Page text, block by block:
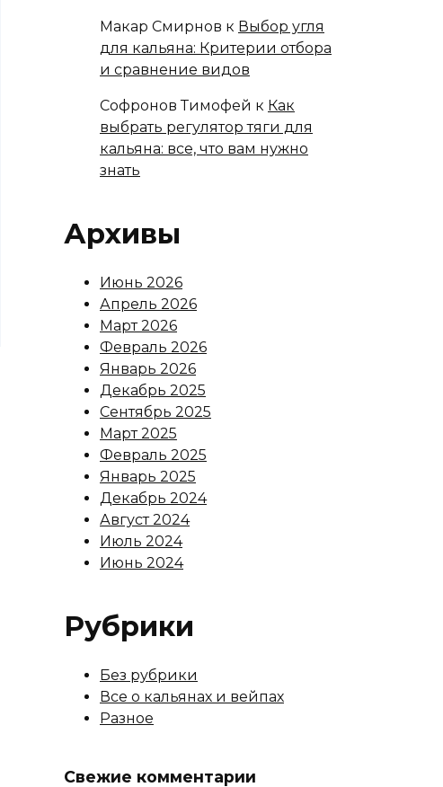
Макар Смирнов к Выбор угля
для кальяна: Критерии отбора
и сравнение видов
Софронов Тимофей к Как
выбрать регулятор тяги для
кальяна: все, что вам нужно
знать
Архивы
Июнь 2026
Апрель 2026
Март 2026
Февраль 2026
Январь 2026
Декабрь 2025
Сентябрь 2025
Март 2025
Февраль 2025
Январь 2025
Декабрь 2024
Август 2024
Июль 2024
Июнь 2024
Рубрики
Без рубрики
Все о кальянах и вейпах
Разное
Свежие комментарии